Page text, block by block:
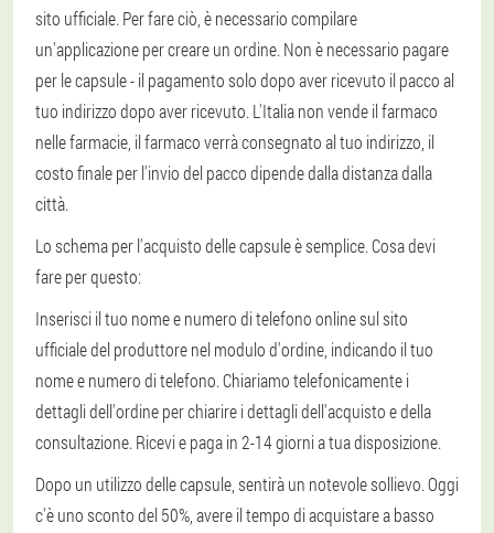
sito ufficiale. Per fare ciò, è necessario compilare
un'applicazione per creare un ordine. Non è necessario pagare
per le capsule - il pagamento solo dopo aver ricevuto il pacco al
tuo indirizzo dopo aver ricevuto. L'Italia non vende il farmaco
nelle farmacie, il farmaco verrà consegnato al tuo indirizzo, il
costo finale per l'invio del pacco dipende dalla distanza dalla
città.
Lo schema per l'acquisto delle capsule è semplice. Cosa devi
fare per questo:
Inserisci il tuo nome e numero di telefono online sul sito
ufficiale del produttore nel modulo d'ordine, indicando il tuo
nome e numero di telefono. Chiariamo telefonicamente i
dettagli dell'ordine per chiarire i dettagli dell'acquisto e della
consultazione. Ricevi e paga in 2-14 giorni a tua disposizione.
Dopo un utilizzo delle capsule, sentirà un notevole sollievo. Oggi
c'è uno sconto del 50%, avere il tempo di acquistare a basso